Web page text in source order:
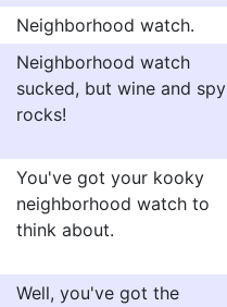
Neighborhood watch.
Neighborhood watch
sucked, but wine and spy
rocks!
You've got your kooky
neighborhood watch to
think about.
Well, you've got the